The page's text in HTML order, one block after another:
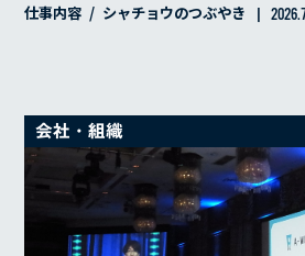
仕事内容 シャチョウのつぶやき
会社・組織